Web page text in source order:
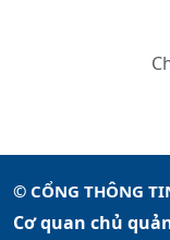
© CỔNG THÔNG
Cơ quan chủ